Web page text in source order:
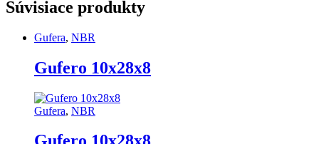
Súvisiace produkty
Gufera, NBR
Gufero 10x28x8
Gufera, NBR